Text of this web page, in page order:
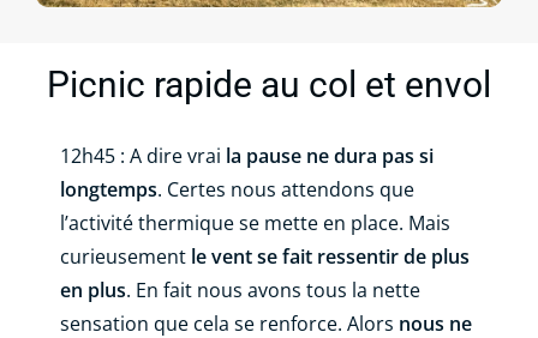
Picnic rapide au col et envol
12h45 : A dire vrai la pause ne dura pas si
longtemps. Certes nous attendons que
l’activité thermique se mette en place. Mais
curieusement le vent se fait ressentir de plus
en plus. En fait nous avons tous la nette
sensation que cela se renforce. Alors nous ne